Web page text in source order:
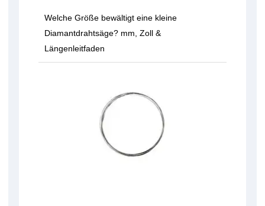
Welche Größe bewältigt eine kleine
Diamantdrahtsäge? mm, Zoll &
Längenleitfaden